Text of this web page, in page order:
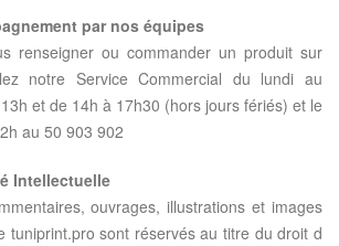
par nos équipes
renseigner ou commander un produit sur
notre Service Commercial du lundi au
et de 14h à 17h30 (hors jours fériés) et le
au 50 903 902
Intellectuelle
ouvrages, illustrations et images
tuniprint.pro sont réservés au titre du droit d